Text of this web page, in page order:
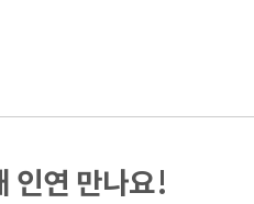
인연 만나요!